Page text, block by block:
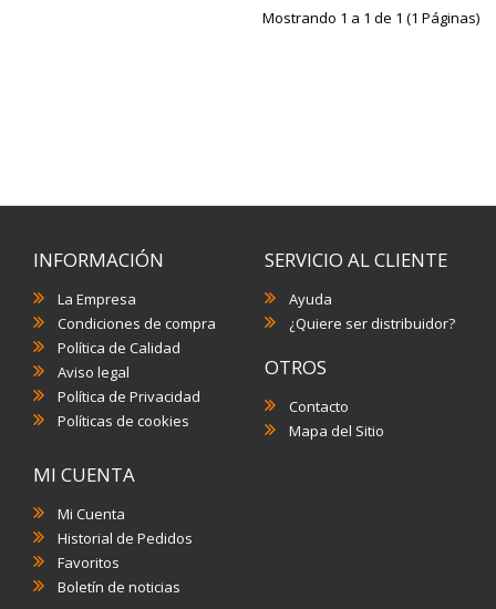
Mostrando 1 a 1 de 1 (1 Páginas)
INFORMACIÓN
La Empresa
Condiciones de compra
Política de Calidad
Aviso legal
Política de Privacidad
Políticas de cookies
SERVICIO AL CLIENTE
Ayuda
¿Quiere ser distribuidor?
OTROS
Contacto
Mapa del Sitio
MI CUENTA
Mi Cuenta
Historial de Pedidos
Favoritos
Boletín de noticias